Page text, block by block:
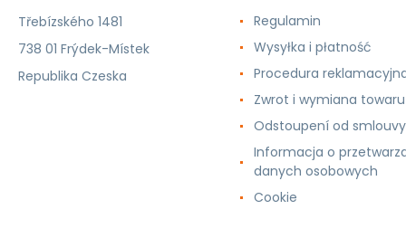
Třebízského 1481
738 01 Frýdek-Místek
Republika Czeska
Regulamin
Wysyłka i płatność
Procedura
Zwrot i wymiana towaru
Odstoupení od smlouvy
Informacja o
danych osobowych
Cookie